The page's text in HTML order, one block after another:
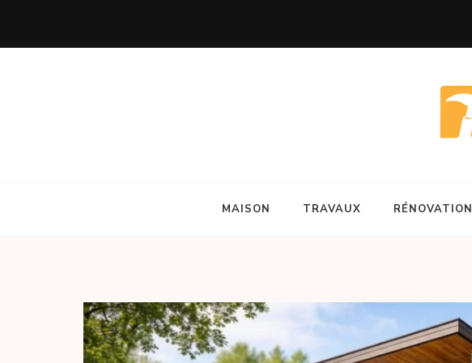
MAISON TRAVAUX RÉNOVATION